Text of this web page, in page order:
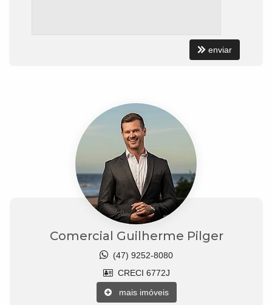
enviar
Comercial Guilherme Pilger
(47) 9252-8080
CRECI 6772J
mais imóveis